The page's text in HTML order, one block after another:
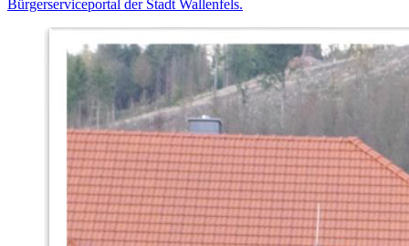
Bürgerserviceportal der Stadt Wallenfels.